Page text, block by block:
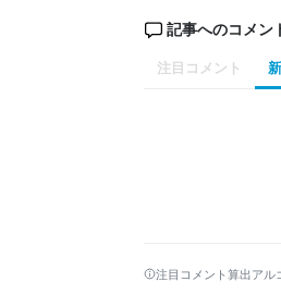
記事へのコメン
注目コメント
注目コメント算出アル